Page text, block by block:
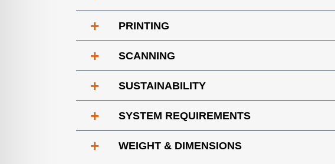
+ PRINTING
+ SCANNING
+ SUSTAINABILITY
+ SYSTEM REQUIREMENTS
+ WEIGHT & DIMENSIONS